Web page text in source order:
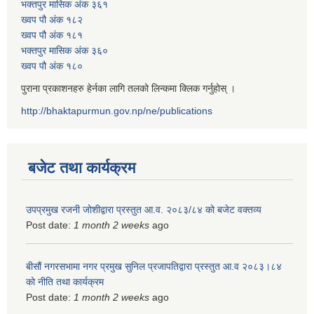
भक्तपुर मासिक अंक ३६१
ख्वप पौ अंक १८२
ख्वप पौ अंक १८१
भक्तपुर मासिक अंक ३६०
ख्वप पौ अंक १८०
पुराना प्रकाशनहरु हेर्नका लागि तलको लिन्कमा क्लिक गर्नुहोस् ।
http://bhaktapurmun.gov.np/ne/publications
बजेट तथा कार्यक्रम
उपप्रमुख रजनी जोशीद्वारा प्रस्तुत आ.व. २०८३/८४ को बजेट वक्तव्य
Post date: 1 month 2 weeks ago
बीसौं नगरसभामा नगर प्रमुख सुनिल प्रजापतिद्वारा प्रस्तुत आ.व‍ २०८३।८४
को नीति तथा कार्यक्रम
Post date: 1 month 2 weeks ago